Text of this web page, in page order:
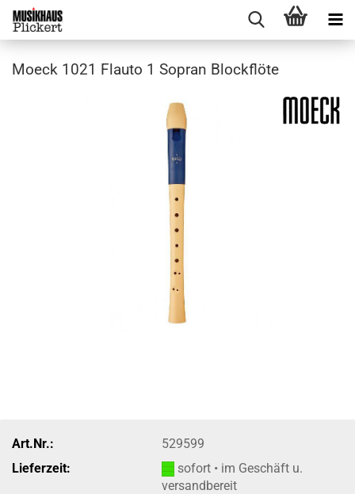
Moeck 1021 Flauto 1 Sopran Blockflöte
Art.Nr.:
529599
Lieferzeit:
sofort • im Geschäft u.
versandbereit